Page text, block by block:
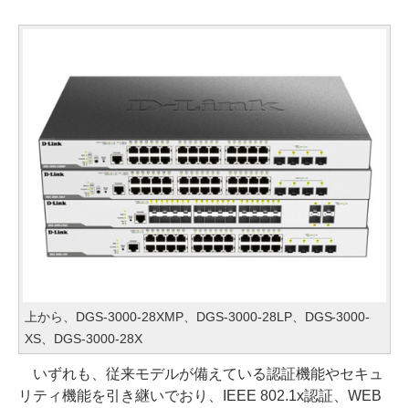
上から、DGS-3000-28XMP、DGS-3000-28LP、DGS-3000-
XS、DGS-3000-28X
いずれも、従来モデルが備えている認証機能やセキュ
リティ機能を引き継いでおり、IEEE 802.1x認証、WEB